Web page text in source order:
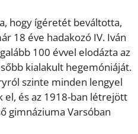
hogy ígéretét beváltotta,
18 éve hadakozó IV. Iván
100 évvel elodázta az
kialakult hegemóniáját.
szinte minden lengyel
és az 1918-ban létrejött
gimnáziuma Varsóban